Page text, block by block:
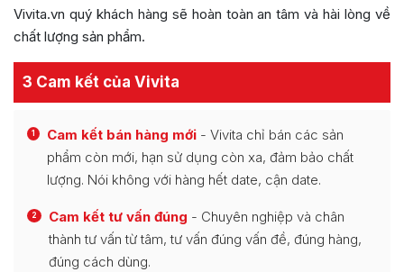
Vivita.vn quý khách hàng sẽ hoàn toàn an tâm và hài lòng về
chất lượng sản phẩm.
3 Cam kết của Vivita
1 Cam kết bán hàng mới - Vivita chỉ bán các sản
phẩm còn mới, hạn sử dụng còn xa, đảm bảo chất
lượng. Nói không với hàng hết date, cận date.
2 Cam kết tư vấn đúng - Chuyên nghiệp và chân
thành tư vấn từ tâm, tư vấn đúng vấn đề, đúng hàng,
đúng cách dùng.